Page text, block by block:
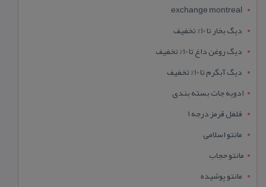
exchange montreal
دیگ بخار تا 10% تخفیف
دیگ روغن داغ تا 10% تخفیف
دیگ آبگرم تا 10% تخفیف
ادویه جات بسته بندی
فلفل قرمز درجه 1
مانتو اسلامی
مانتو حجاب
مانتو پوشیده